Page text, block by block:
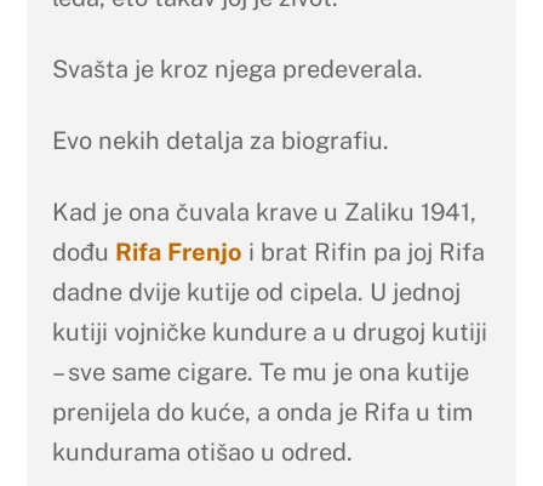
Svašta je kroz njega predeverala.
Evo nekih detalja za biografiu.
Kad je ona čuvala krave u Zaliku 1941,
dođu Rifa Frenjo i brat Rifin pa joj Rifa
dadne dvije kutije od cipela. U jednoj
kutiji vojničke kundure a u drugoj kutiji
– sve same cigare. Te mu je ona kutije
prenijela do kuće, a onda je Rifa u tim
kundurama otišao u odred.